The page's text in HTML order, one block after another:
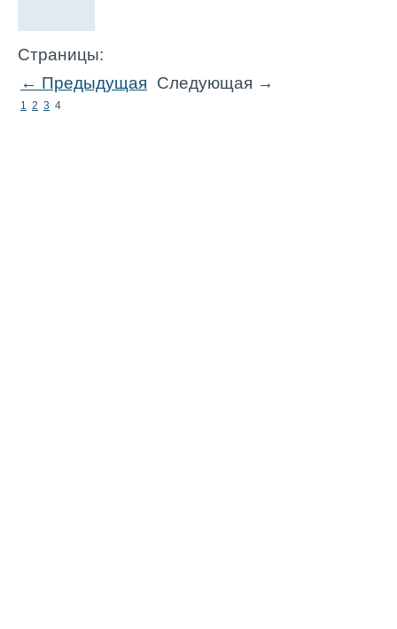
Страницы:
← Предыдущая Следующая →
1 2 3 4